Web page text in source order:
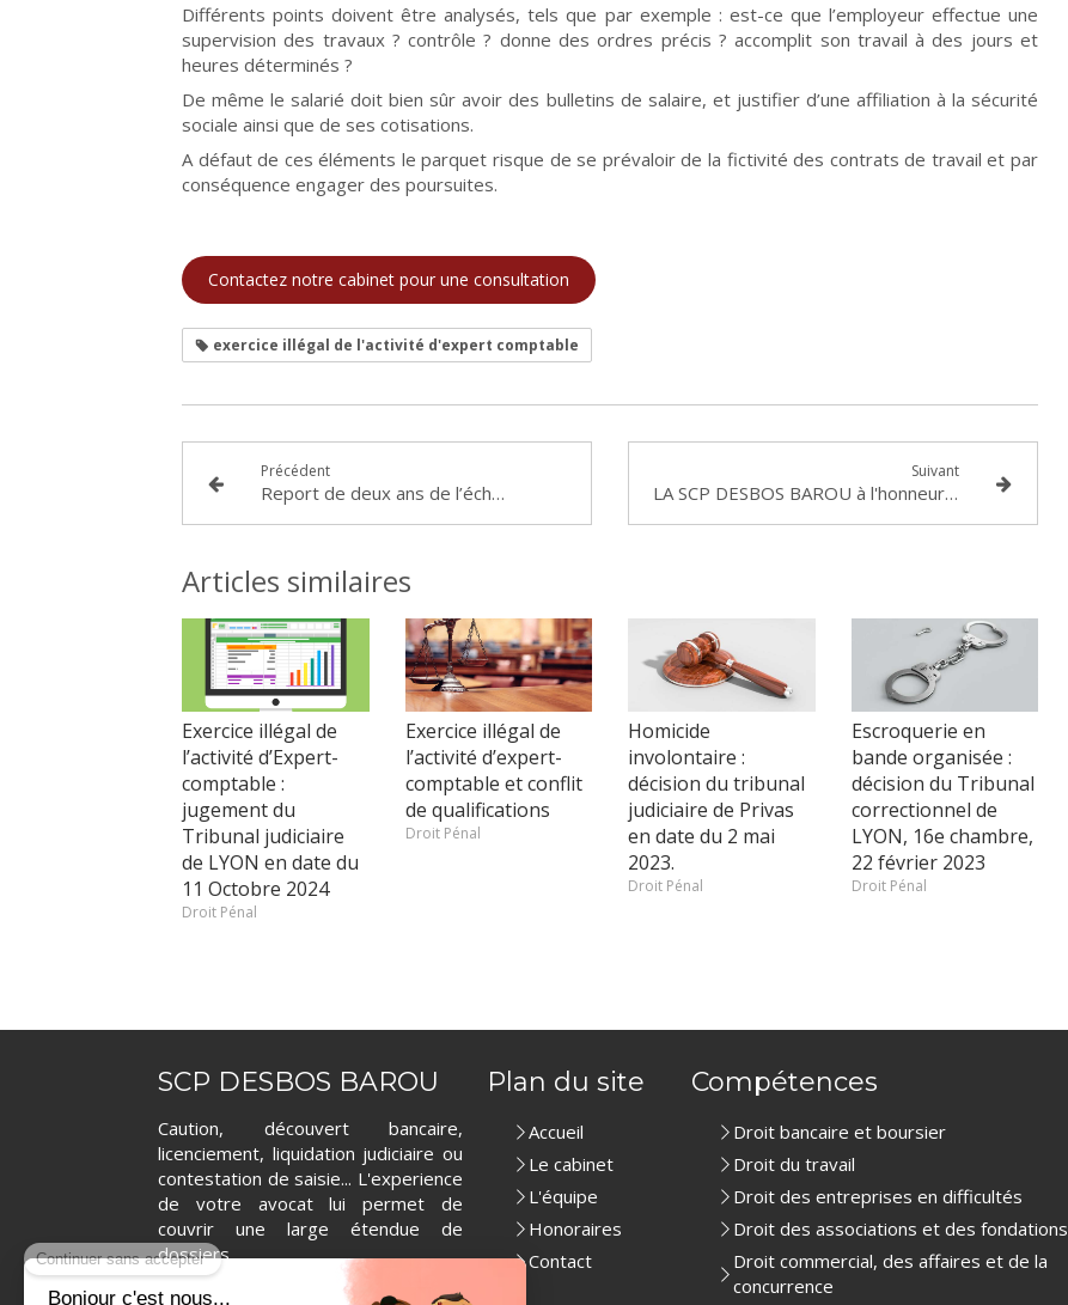
Différents points doivent être analysés, tels que par exemple : est-ce que l’employeur effectue une
supervision des travaux ? contrôle ? donne des ordres précis ? accomplit son travail à des jours et
heures déterminés ?
De même le salarié doit bien sûr avoir des bulletins de salaire, et justifier d’une affiliation à la sécurité
sociale ainsi que de ses cotisations.
A défaut de ces éléments le parquet risque de se prévaloir de la fictivité des contrats de travail et par
conséquence engager des poursuites.
Contactez notre cabinet pour une consultation
exercice illégal de l'activité d'expert comptable
Précédent
Report de deux ans de l’échéance finale d’un prêt relais : un répit bienvenu pour l’emprunteur (TJ LYON JCP, ordonnance sur requête, 30-09-2025)
Suivant
LA SCP DESBOS BAROU à l'honneur : récompensée par le MONDE DU DROIT
Articles similaires
Exercice illégal de
l’activité d’Expert-
comptable :
jugement du
Tribunal judiciaire
de LYON en date du
11 Octobre 2024
Droit Pénal
Exercice illégal de
l’activité d’expert-
comptable et conflit
de qualifications
Droit Pénal
Homicide
involontaire :
décision du tribunal
judiciaire de Privas
en date du 2 mai
2023.
Droit Pénal
Escroquerie en
bande organisée :
décision du Tribunal
correctionnel de
LYON, 16e chambre,
22 février 2023
Droit Pénal
SCP DESBOS BAROU
Caution, découvert bancaire,
licenciement, liquidation judiciaire ou
contestation de saisie... L'experience
de votre avocat lui permet de
couvrir une large étendue de
dossiers.
Plan du site
Accueil
Le cabinet
L'équipe
Honoraires
Contact
Compétences
Droit bancaire et boursier
Droit du travail
Droit des entreprises en difficultés
Droit des associations et des fondations
Droit commercial, des affaires et de la
concurrence